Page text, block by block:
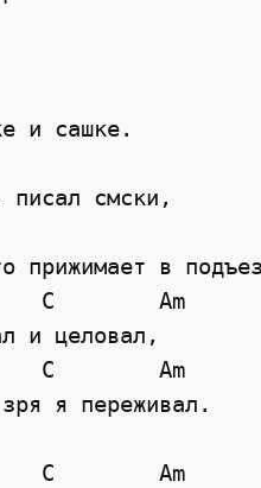
и сашке.
писал смски,
прижимает в
C        Am
и целовал,
C        Am
я переживал.
C        Am